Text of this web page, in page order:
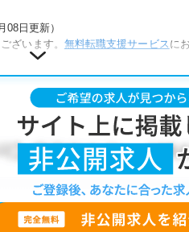
日更新）
ざいます。 無料転職支援サービス に
す。
補助あり・正社員(正職員)・病院
条件」から検索いただくか、お気軽に
。
条件をヒアリングした上で求人をご
ピックアップした求人特集をぜひご
ご相談ください。